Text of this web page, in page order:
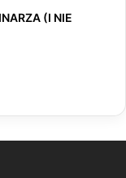
(I NIE